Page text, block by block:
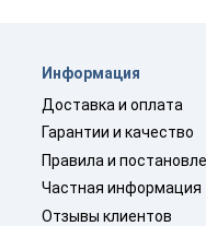
Информация
Доставка и оплата
Гарантии и качество
Правила и
Частная информация
Отзывы клиентов